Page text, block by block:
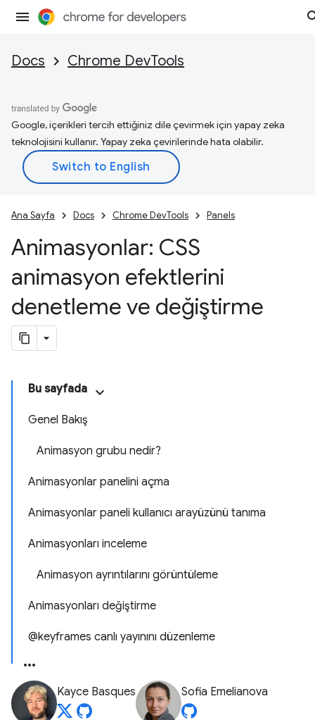
Docs Chrome DevTools
Google, içerikleri tercih ettiğiniz dile çevirmek için yapay zeka
teknolojisini kullanır. Yapay zeka çevirilerinde hata olabilir.
Ana Sayfa Docs Chrome DevTools Panels
Animasyonlar: CSS
animasyon efektlerini
denetleme ve değiştirme
Bu sayfada
Genel Bakış
Animasyon grubu nedir?
Animasyonlar panelini açma
Animasyonlar paneli kullanıcı arayüzünü tanıma
Animasyonları inceleme
Animasyon ayrıntılarını görüntüleme
Animasyonları değiştirme
@keyframes canlı yayınını düzenleme
Kayce Basques Sofia Emelianova